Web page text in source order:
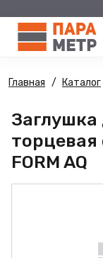
Главная Каталог
Заглушка
торцевая
FORM AQ